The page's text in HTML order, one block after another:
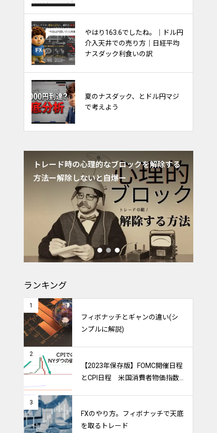
やはり163.6でしたね。｜ドル円
介入天井での売り方｜日経平均
ナスダック利食いの訳
夏のナスダック、とドル円マジ
で考えよう
金利と債券と株価の関係～ごちゃ
ごちゃ考えるな～
FXのやり方。フィボナッチで天
底を取るトレード
トレード時の心理的なブロックを解除する
方法ー解除しないと自爆ー
ランキング
1
フィボナッチとギャンの違い(シ
ンプルに解説)
2
【2023年保存版】FOMC開催日程
とCPI日程 米国消費者物価指数
3
FXのやり方。フィボナッチで天底
を取るトレード